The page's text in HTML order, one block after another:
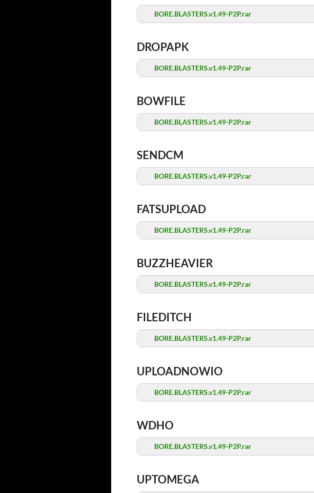
BORE.BLASTERS.v1.49-P2P.rar
DROPAPK
BORE.BLASTERS.v1.49-P2P.rar
BOWFILE
BORE.BLASTERS.v1.49-P2P.rar
SENDCM
BORE.BLASTERS.v1.49-P2P.rar
FATSUPLOAD
BORE.BLASTERS.v1.49-P2P.rar
BUZZHEAVIER
BORE.BLASTERS.v1.49-P2P.rar
FILEDITCH
BORE.BLASTERS.v1.49-P2P.rar
UPLOADNOWIO
BORE.BLASTERS.v1.49-P2P.rar
WDHO
BORE.BLASTERS.v1.49-P2P.rar
UPTOMEGA